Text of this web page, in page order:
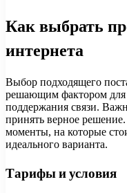
Как выбрать
интернета
Выбор подходящего
решающим фактором для
поддержания связи.
принять верное
моменты, на которые
идеального варианта.
Тарифы и условия